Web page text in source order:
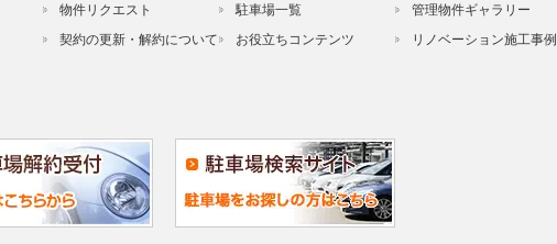
物件リクエスト
契約の更新・解約について
駐車場一覧
お役立ちコンテンツ
管理物件ギャラリー
リノベーション施工事例